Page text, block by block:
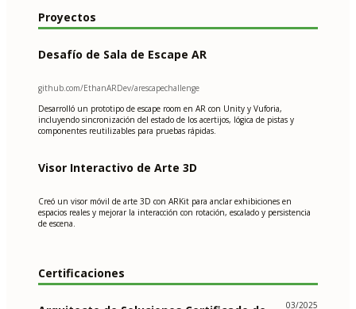
Proyectos
Desafío de Sala de Escape AR
github.com/EthanARDev/arescapechallenge
Desarrolló un prototipo de escape room en AR con Unity y Vuforia,
incluyendo sincronización del estado de los acertijos, lógica de pistas y
componentes reutilizables para pruebas rápidas.
Visor Interactivo de Arte 3D
Creó un visor móvil de arte 3D con ARKit para anclar exhibiciones en
espacios reales y mejorar la interacción con rotación, escalado y persistencia
de escena.
Certificaciones
03/2025